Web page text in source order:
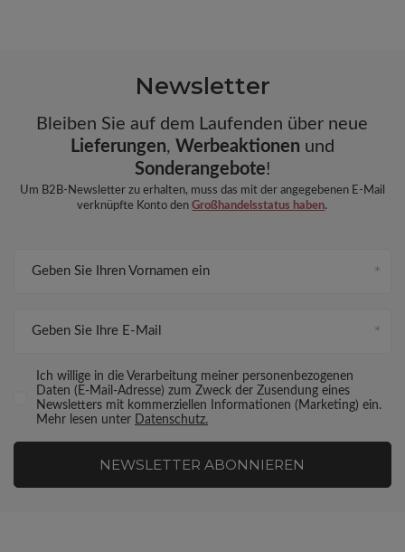
Newsletter
Bleiben Sie auf dem Laufenden über neue
Lieferungen, Werbeaktionen und
Sonderangebote!
Um B2B-Newsletter zu erhalten, muss das mit der angegebenen E-Mail
verknüpfte Konto denGroßhandelsstatus haben.
Geben Sie Ihren Vornamen ein
Geben Sie Ihre E-Mail
Ich willige in die Verarbeitung meiner personenbezogenen
Daten (E-Mail-Adresse) zum Zweck der Zusendung eines
Newsletters mit kommerziellen Informationen (Marketing) ein.
Mehr lesen unter Datenschutz.
NEWSLETTER ABONNIEREN